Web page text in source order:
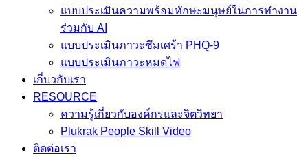
แบบประเมินความพร้อมทักษะมนุษย์ในการทำงาน
ร่วมกับ AI
แบบประเมินภาวะซึมเศร้า PHQ-9
แบบประเมินภาวะหมดไฟ
เกี่บวกับเรา
RESOURCE
ความรู้เกี่ยวกับองค์กรและจิตวิทยา
Plukrak People Skill Video
ติดต่อเรา